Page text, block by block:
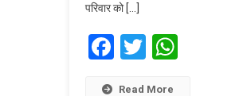
परिवार को […]
Facebook
Twitter
Read More